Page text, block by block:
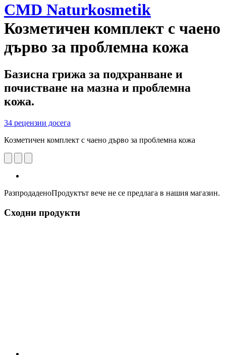
CMD Naturkosmetik
Козметичен комплект с чаено
дърво за проблемна кожа
Базисна грижа за подхранване и
почистване на мазна и проблемна
кожа.
34 рецензии досега
Козметичен комплект с чаено дърво за проблемна кожа
РазпродаденоПродуктът вече не се предлага в нашия магазин.
Сходни продукти